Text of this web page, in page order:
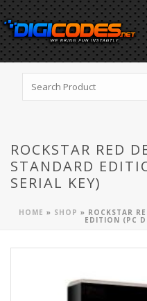
ROCKSTAR RED
STANDARD
SERIAL KEY)
HOME » SHOP » ROCKSTAR
EDITION (PC